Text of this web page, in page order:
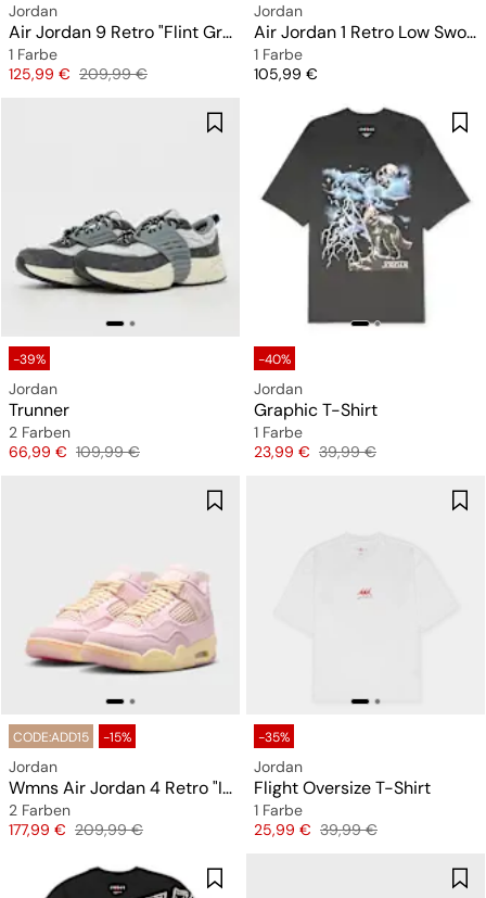
Jordan
Air Jordan 9 Retro "Flint Grey"
1 Farbe
Preis
125,99 € Originalpreis
209,99 €
Jordan
Air Jordan 1 Retro Low Swooshless "Arctic Orange"
1 Farbe
Preis
105,99 €
-39%
Jordan
Trunner
2 Farben
Preis
66,99 € Originalpreis
109,99 €
-40%
Jordan
Graphic T-Shirt
1 Farbe
Preis
23,99 € Originalpreis
39,99 €
CODE:ADD15 -15%
Jordan
Wmns Air Jordan 4 Retro "Iced Carmine"
2 Farben
Preis
177,99 € Originalpreis
209,99 €
-35%
Jordan
Flight Oversize T-Shirt
1 Farbe
Preis
25,99 € Originalpreis
39,99 €